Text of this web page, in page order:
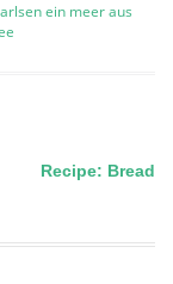
ein meer aus
Recipe: Bread